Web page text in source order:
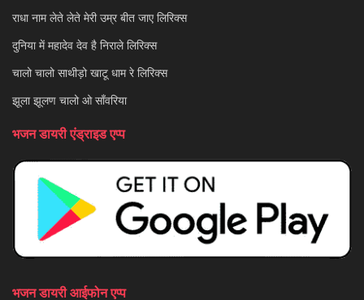
राधा नाम लेते लेते मेरी उम्र बीत जाए लिरिक्स
दुनिया में महादेव देव है निराले लिरिक्स
चालो चालो साथीड़ो खाटू धाम रे लिरिक्स
झूला झूलण चालो ओ साँवरिया
भजन डायरी एंड्राइड एप्प
भजन डायरी आईफोन एप्प